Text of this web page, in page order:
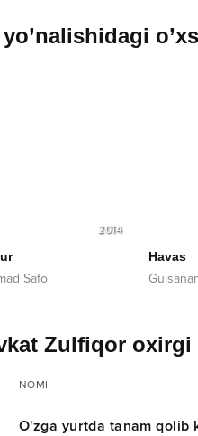
yo’nalishidagi
2014
Safo
Havas
Zulfiqor oxirgi
NOMI
O'zga yurtda tanam qolib